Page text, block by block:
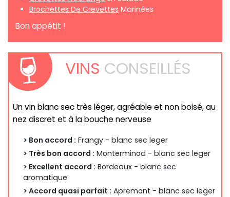
Brochettes De Crevettes Marinées
Bon appétit !
VINS CONSEILLÉS
Un vin blanc sec très léger, agréable et non boisé, au
nez discret et à la bouche nerveuse
> Bon accord : Frangy - blanc sec leger
> Très bon accord : Monterminod - blanc sec leger
> Excellent accord : Bordeaux - blanc sec
aromatique
> Accord quasi parfait : Apremont - blanc sec leger